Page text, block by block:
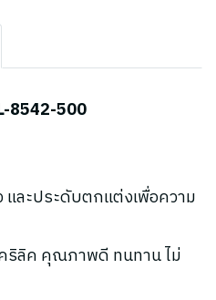
8542-500
และประดับตกแต่งเพื่อความ
ริลิค คุณภาพดี ทนทาน ไม่